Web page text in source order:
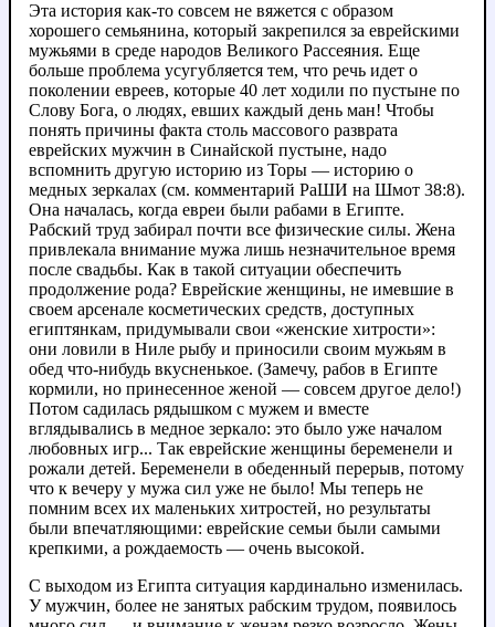
Эта история как-то совсем не вяжется с образом
хорошего семьянина, который закрепился за еврейскими
мужьями в среде народов Великого Рассеяния. Еще
больше проблема усугубляется тем, что речь идет о
поколении евреев, которые 40 лет ходили по пустыне по
Слову Бога, о людях, евших каждый день ман! Чтобы
понять причины факта столь массового разврата
еврейских мужчин в Синайской пустыне, надо
вспомнить другую историю из Торы — историю о
медных зеркалах (см. комментарий РаШИ на Шмот 38:8).
Она началась, когда евреи были рабами в Египте.
Рабский труд забирал почти все физические силы. Жена
привлекала внимание мужа лишь незначительное время
после свадьбы. Как в такой ситуации обеспечить
продолжение рода? Еврейские женщины, не имевшие в
своем арсенале косметических средств, доступных
египтянкам, придумывали свои «женские хитрости»:
они ловили в Ниле рыбу и приносили своим мужьям в
обед что-нибудь вкусненькое. (Замечу, рабов в Египте
кормили, но принесенное женой — совсем другое дело!)
Потом садилась рядышком с мужем и вместе
вглядывались в медное зеркало: это было уже началом
любовных игр... Так еврейские женщины беременели и
рожали детей. Беременели в обеденный перерыв, потому
что к вечеру у мужа сил уже не было! Мы теперь не
помним всех их маленьких хитростей, но результаты
были впечатляющими: еврейские семьи были самыми
крепкими, а рождаемость — очень высокой.
С выходом из Египта ситуация кардинально изменилась.
У мужчин, более не занятых рабским трудом, появилось